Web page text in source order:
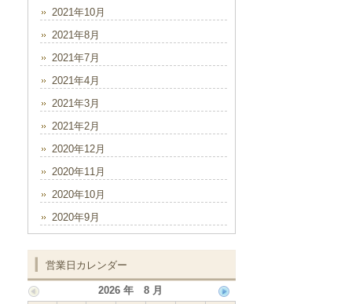
2021年10月
2021年8月
2021年7月
2021年4月
2021年3月
2021年2月
2020年12月
2020年11月
2020年10月
2020年9月
営業日カレンダー
2026 年 8 月